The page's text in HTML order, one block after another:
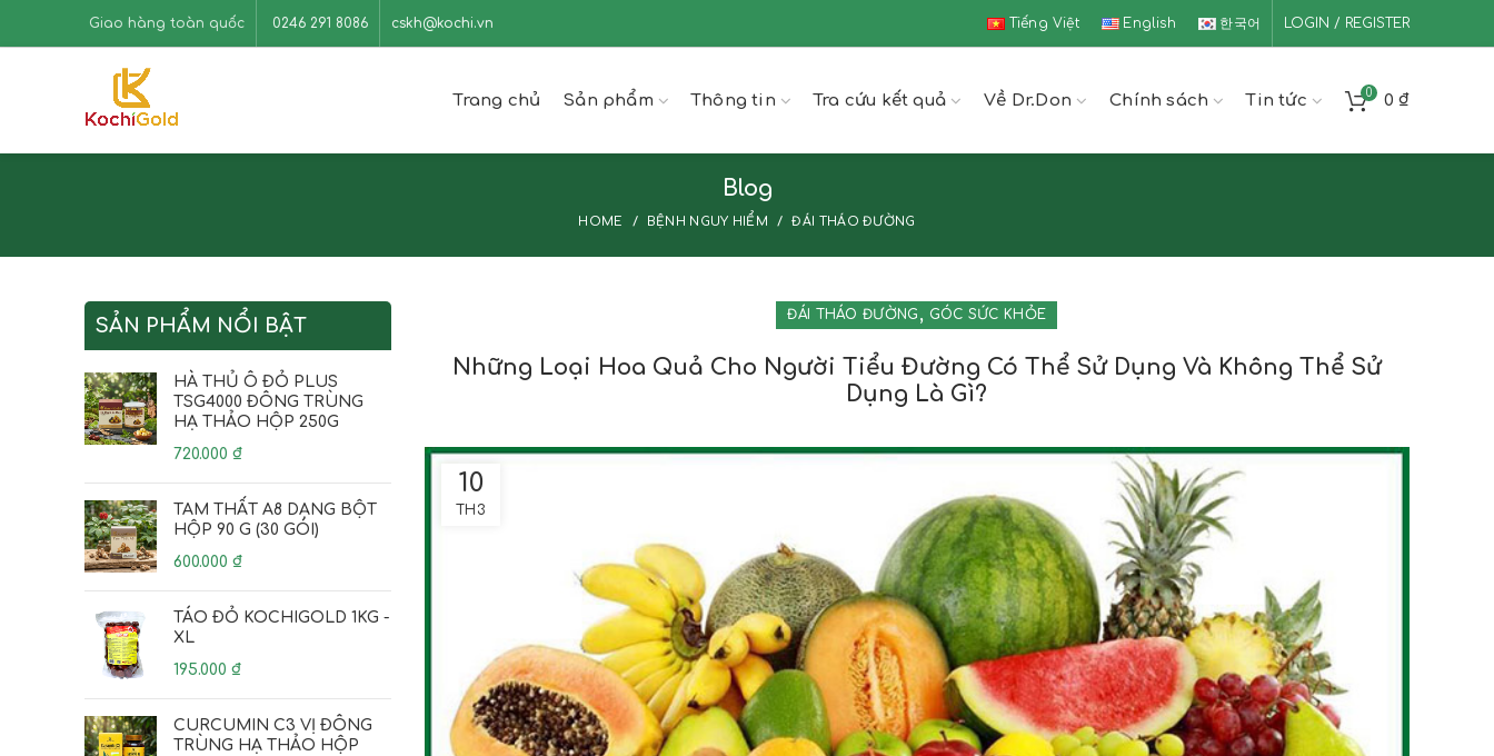
Giao hàng toàn quốc 0246 291 8086 cskh@kochi.vn Tiếng Việt English 한국어 LOGIN / REGISTER
Trang chủ Sản phẩm Thông tin Tra cứu kết quả Về Dr.Don Chính sách Tin tức 0 0 ₫
Blog
HOME BỆNH NGUY HIỂM ĐÁI THÁO ĐƯỜNG
ĐÁI THÁO ĐƯỜNG , GÓC SỨC KHỎE
Những Loại Hoa Quả Cho Người Tiểu Đường Có Thể Sử Dụng Và Không Thể Sử
Dụng Là Gì?
10
TH3
SẢN PHẨM NỔI BẬT
HÀ THỦ Ô ĐỎ PLUS
TSG4000 ĐÔNG TRÙNG
HẠ THẢO HỘP 250G
720.000 ₫
TAM THẤT A8 DẠNG BỘT
HỘP 90 G (30 GÓI)
600.000 ₫
TÁO ĐỎ KOCHIGOLD 1KG -
XL
195.000 ₫
CURCUMIN C3 VỊ ĐÔNG
TRÙNG HẠ THẢO HỘP